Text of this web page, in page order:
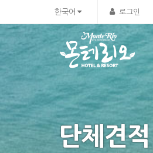
한국어 로그인
단체견적
Sketchbook5, 스